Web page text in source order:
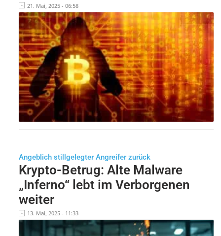
21. Mai, 2025 - 06:58
Angeblich stillgelegter Angreifer zurück
Krypto-Betrug: Alte Malware
„Inferno“ lebt im Verborgenen
weiter
13. Mai, 2025 - 11:33